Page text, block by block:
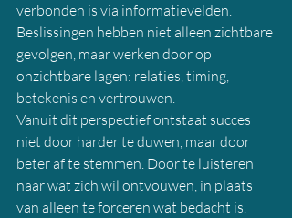
verbonden is via informatievelden.
Beslissingen hebben niet alleen zichtbare
gevolgen, maar werken door op
onzichtbare lagen: relaties, timing,
betekenis en vertrouwen.
Vanuit dit perspectief ontstaat succes
niet door harder te duwen, maar door
beter af te stemmen. Door te luisteren
naar wat zich wil ontvouwen, in plaats
van alleen te forceren wat bedacht is.